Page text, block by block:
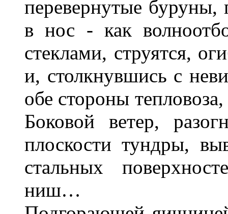
перевернутые
в нос - как
стеклами, струятся,
и, столкнувшись с
обе стороны
Боковой ветер,
плоскости тундры,
стальных
ниш…